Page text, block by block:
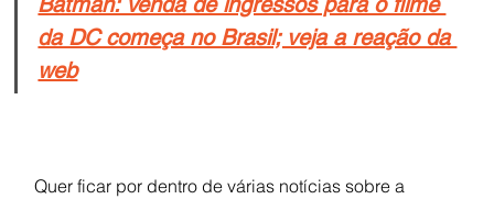
da DC começa no Brasil; veja a reação da
web
Quer ficar por dentro de várias notícias sobre a